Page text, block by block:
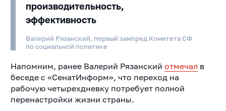
производительность,
эффективность
Валерий Рязанский, первый зампред Комитета СФ
по социальной политике
Напомним, ранее Валерий Рязанский отмечал в
беседе с «СенатИнформ», что переход на
рабочую четырехдневку потребует полной
перенастройки жизни страны.